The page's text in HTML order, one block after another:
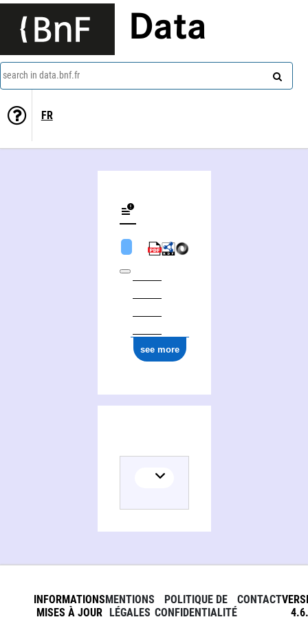
Data
search in data.bnf.fr
FR
see more
INFORMATIONS
MISES À JOUR
MENTIONS
LÉGALES
POLITIQUE DE
CONFIDENTIALITÉ
CONTACT